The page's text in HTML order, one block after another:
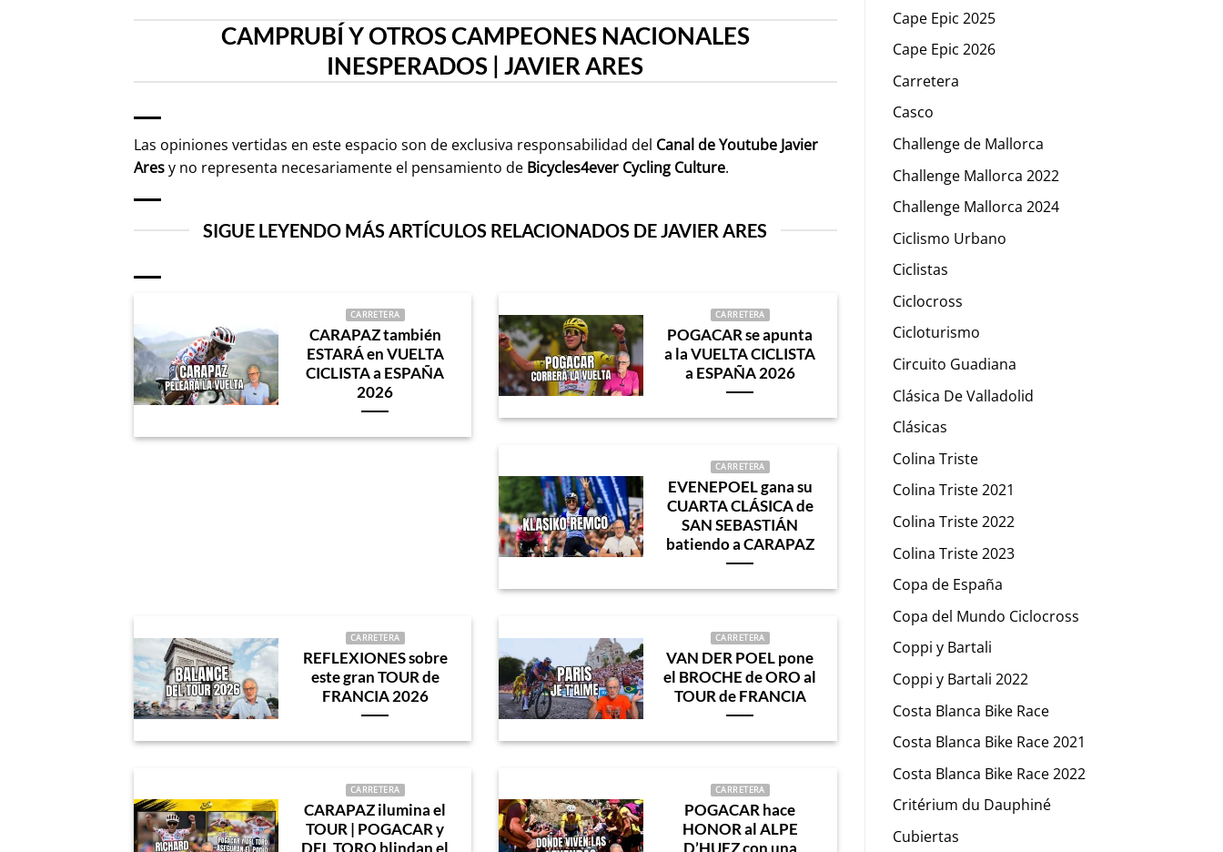
CAMPRUBÍ Y OTROS CAMPEONES NACIONALES
INESPERADOS | JAVIER ARES
Las opiniones vertidas en este espacio son de exclusiva responsabilidad del Canal de Youtube Javier
Aresy no representa necesariamente el pensamiento de Bicycles4ever Cycling Culture.
SIGUE LEYENDO MÁS ARTÍCULOS RELACIONADOS DE JAVIER ARES
CARRETERA
CARAPAZ también
ESTARÁ en VUELTA
CICLISTA a ESPAÑA
2026
CARRETERA
POGACAR se apunta
a la VUELTA CICLISTA
a ESPAÑA 2026
CARRETERA
EVENEPOEL gana su
CUARTA CLÁSICA de
SAN SEBASTIÁN
batiendo a CARAPAZ
CARRETERA
REFLEXIONES sobre
este gran TOUR de
FRANCIA 2026
CARRETERA
VAN DER POEL pone
el BROCHE de ORO al
TOUR de FRANCIA
CARRETERA
CARAPAZ ilumina el
TOUR | POGACAR y
CARRETERA
POGACAR hace
HONOR al ALPE
Cape Epic 2025
Cape Epic 2026
Carretera
Casco
Challenge de Mallorca
Challenge Mallorca 2022
Challenge Mallorca 2024
Ciclismo Urbano
Ciclistas
Ciclocross
Cicloturismo
Circuito Guadiana
Clásica De Valladolid
Clásicas
Colina Triste
Colina Triste 2021
Colina Triste 2022
Colina Triste 2023
Copa de España
Copa del Mundo Ciclocross
Coppi y Bartali
Coppi y Bartali 2022
Costa Blanca Bike Race
Costa Blanca Bike Race 2021
Costa Blanca Bike Race 2022
Critérium du Dauphiné
Cubiertas